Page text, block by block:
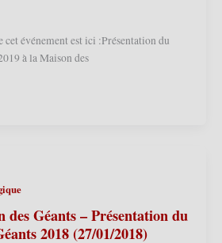
cet événement est ici :Présentation du
à la Maison des
Géants – Présentation du
2018 (27/01/2018)